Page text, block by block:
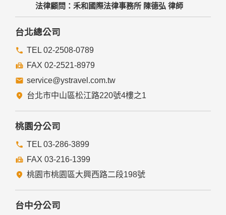
法律顧問：禾和國際法律事務所 陳德弘 律師
台北總公司
TEL 02-2508-0789
FAX 02-2521-8979
service@ystravel.com.tw
台北市中山區松江路220號4樓之1
桃園分公司
TEL 03-286-3899
FAX 03-216-1399
桃園市桃園區大興西路二段198號
台中分公司